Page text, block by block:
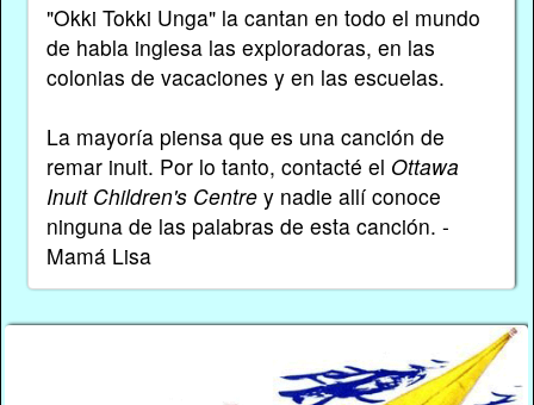
"Okki Tokki Unga" la cantan en todo el mundo
de habla inglesa las exploradoras, en las
colonias de vacaciones y en las escuelas.
La mayoría piensa que es una canción de
remar inuit. Por lo tanto, contacté el Ottawa
Inuit Children's Centrey nadie allí conoce
ninguna de las palabras de esta canción. -
Mamá Lisa